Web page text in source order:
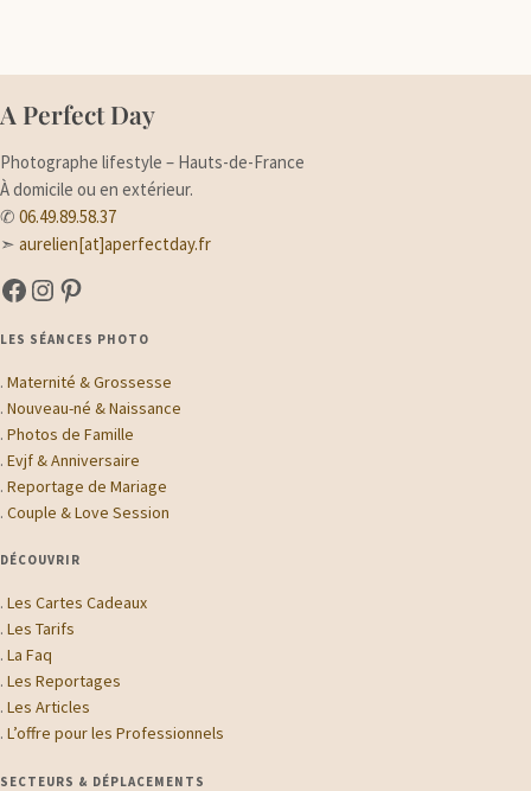
A Perfect Day
Photographe lifestyle – Hauts-de-France
À domicile ou en extérieur.
✆06.49.89.58.37
➣aurelien[at]aperfectday.fr
A Perfect Day sur Facebook
A Perfect Day sur Instagram
Suivez-moi sur Pinterest
LES SÉANCES PHOTO
.Maternité & Grossesse
.Nouveau-né & Naissance
.Photos de Famille
.Evjf & Anniversaire
.Reportage de Mariage
.Couple & Love Session
DÉCOUVRIR
.Les Cartes Cadeaux
.Les Tarifs
.La Faq
.Les Reportages
.Les Articles
.L’offre pour les Professionnels
SECTEURS & DÉPLACEMENTS